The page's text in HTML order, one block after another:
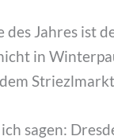
des Jahres ist
in
sagen: